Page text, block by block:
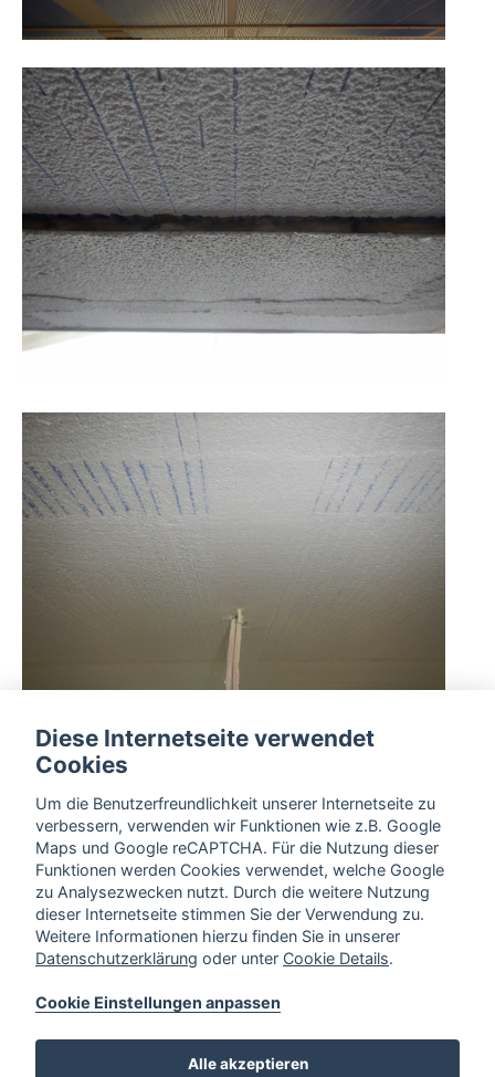
Diese Internetseite verwendet
Cookies
Um die Benutzerfreundlichkeit unserer Internetseite zu
verbessern, verwenden wir Funktionen wie z.B. Google
Maps und Google reCAPTCHA. Für die Nutzung dieser
Funktionen werden Cookies verwendet, welche Google
zu Analysezwecken nutzt. Durch die weitere Nutzung
dieser Internetseite stimmen Sie der Verwendung zu.
Weitere Informationen hierzu finden Sie in unserer
Datenschutzerklärung oder unter Cookie Details.
Cookie Einstellungen anpassen
Alle akzeptieren